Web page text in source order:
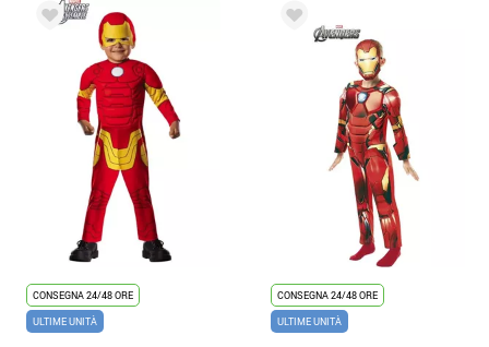
CONSEGNA 24/48 ORE
ULTIME UNITÀ
CONSEGNA 24/48 ORE
ULTIME UNITÀ